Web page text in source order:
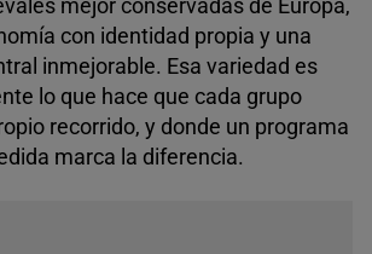
mejor conservadas de Europa,
con identidad propia y una
inmejorable. Esa variedad es
lo que hace que cada grupo
recorrido, y donde un programa
marca la diferencia.